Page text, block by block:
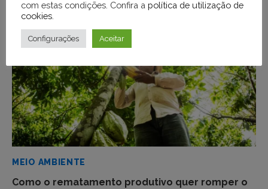
MEIO AMBIENTE
Como o rematamento produtivo quer romper o
com estas condições. Confira a política de utilização de
cookies
Configurações Aceitar